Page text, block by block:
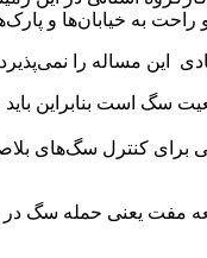
به خیابان‌ها و
این مساله را
سگ است بنابراین
کنترل سگ‌های
مفت یعنی حمله